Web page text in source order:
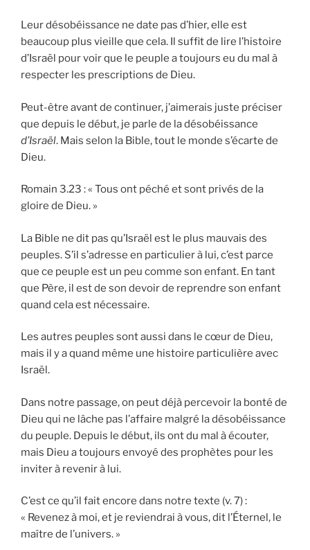
Leur désobéissance ne date pas d’hier, elle est
beaucoup plus vieille que cela. Il suffit de lire l’histoire
d’Israël pour voir que le peuple a toujours eu du mal à
respecter les prescriptions de Dieu.
Peut-être avant de continuer, j’aimerais juste préciser
que depuis le début, je parle de la désobéissance
d’Israël. Mais selon la Bible, tout le monde s’écarte de
Dieu.
Romain 3.23 : « Tous ont péché et sont privés de la
gloire de Dieu. »
La Bible ne dit pas qu’Israël est le plus mauvais des
peuples. S’il s’adresse en particulier à lui, c’est parce
que ce peuple est un peu comme son enfant. En tant
que Père, il est de son devoir de reprendre son enfant
quand cela est nécessaire.
Les autres peuples sont aussi dans le cœur de Dieu,
mais il y a quand même une histoire particulière avec
Israël.
Dans notre passage, on peut déjà percevoir la bonté de
Dieu qui ne lâche pas l’affaire malgré la désobéissance
du peuple. Depuis le début, ils ont du mal à écouter,
mais Dieu a toujours envoyé des prophètes pour les
inviter à revenir à lui.
C’est ce qu’il fait encore dans notre texte (v. 7) :
« Revenez à moi, et je reviendrai à vous, dit l’Éternel, le
maître de l’univers. »